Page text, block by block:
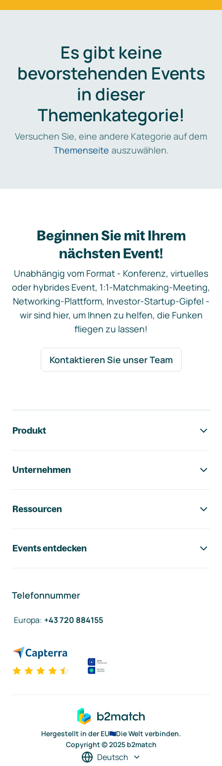
Es gibt keine
bevorstehenden Events
in dieser
Themenkategorie!
Versuchen Sie, eine andere Kategorie auf dem
Themenseite auszuwählen.
Beginnen Sie mit Ihrem
nächsten Event!
Unabhängig vom Format - Konferenz, virtuelles
oder hybrides Event, 1:1-Matchmaking-Meeting,
Networking-Plattform, Investor-Startup-Gipfel -
wir sind hier, um Ihnen zu helfen, die Funken
fliegen zu lassen!
Kontaktieren Sie unser Team
Produkt
Unternehmen
Ressourcen
Events entdecken
Telefonnummer
Europa: +43 720 884155
Hergestellt in der EU
Die Welt verbinden.
Copyright © 2025 b2match
Deutsch